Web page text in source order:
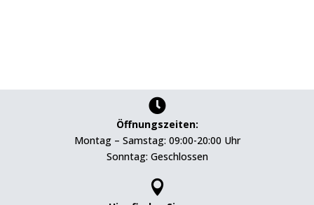

Öffnungszeiten:
Montag – Samstag: 09:00-20:00 Uhr
Sonntag: Geschlossen
